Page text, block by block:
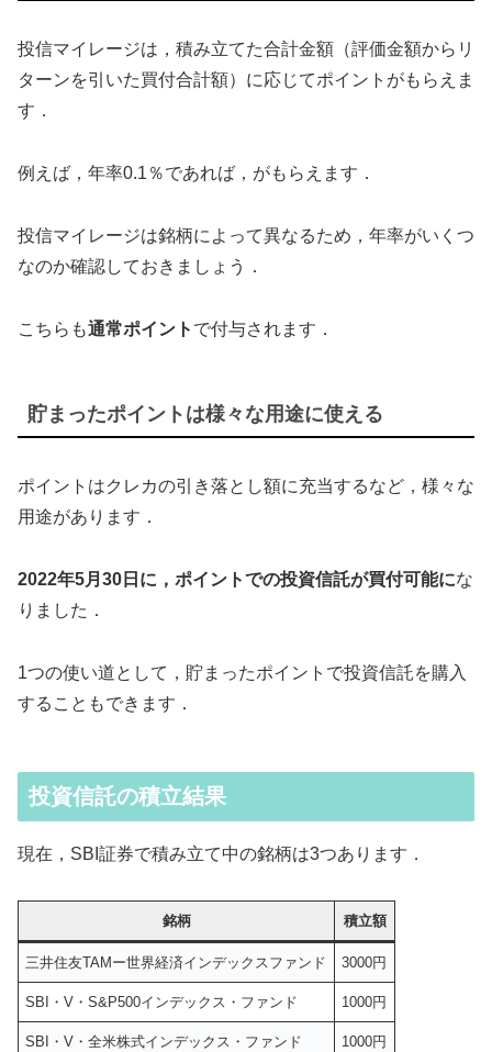
投信マイレージは，積み立てた合計金額（評価金額からリ
ターンを引いた買付合計額）に応じてポイントがもらえま
す．
例えば，年率0.1％であれば，がもらえます．
投信マイレージは銘柄によって異なるため，年率がいくつ
なのか確認しておきましょう．
こちらも通常ポイント で付与されます．
貯まったポイントは様々な用途に使える
ポイントはクレカの引き落とし額に充当するなど，様々な
用途があります．
2022年5月30日に，ポイントでの投資信託が買付可能にな
りました．
1つの使い道として，貯まったポイントで投資信託を購入
することもできます．
投資信託の積立結果
現在，SBI証券で積み立て中の銘柄は3つあります．
銘柄 積立額
三井住友TAMー世界経済インデックスファンド 3000円
SBI・V・S&P500インデックス・ファンド 1000円
SBI・V・全米株式インデックス・ファンド 1000円